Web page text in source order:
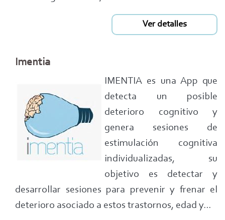
Ver detalles
Imentia
IMENTIA es una App que
detecta un posible
deterioro cognitivo y
genera sesiones de
estimulación cognitiva
individualizadas, su
objetivo es detectar y
desarrollar sesiones para prevenir y frenar el
deterioro asociado a estos trastornos, edad y...